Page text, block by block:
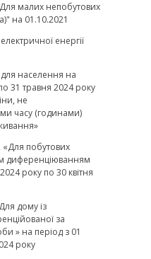
малих непобутових
на 01.10.2021
енергії
населення на
31 травня 2024 року
не
часу (годинами)
побутових
диференціюванням
року по 30 квітня
дому із
за
» на період з 01
року